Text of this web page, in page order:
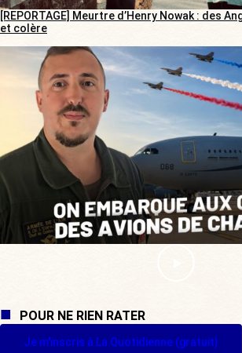
[REPORTAGE] Meurtre d’Henry Nowak : des
et colère
POUR NE RIEN RATER
Je m'inscris à La Quotidienne (gratuit)